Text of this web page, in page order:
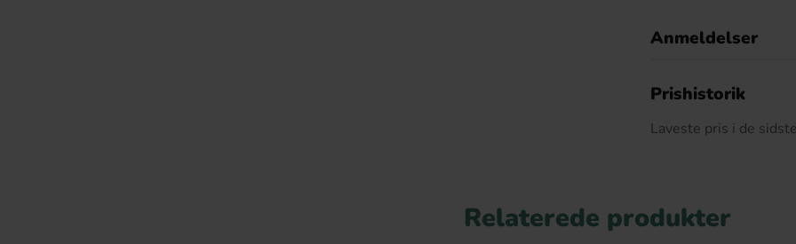
Anmeldelser
Prishistorik
Laveste pris i de
Relaterede produkter